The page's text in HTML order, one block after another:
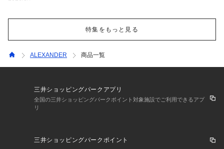
特集をもっと見る
ALEXANDER 商品一覧
三井ショッピングパークアプリ
全国の三井ショッピングパークポイント対象施設でご利用できるアプ
リ
三井ショッピングパークポイント